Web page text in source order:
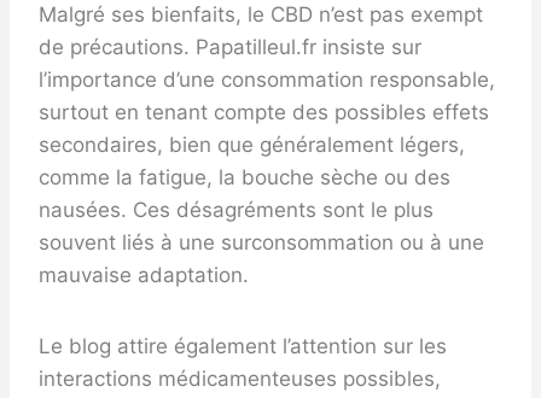
Malgré ses bienfaits, le CBD n’est pas exempt
de précautions. Papatilleul.fr insiste sur
l’importance d’une consommation responsable,
surtout en tenant compte des possibles effets
secondaires, bien que généralement légers,
comme la fatigue, la bouche sèche ou des
nausées. Ces désagréments sont le plus
souvent liés à une surconsommation ou à une
mauvaise adaptation.
Le blog attire également l’attention sur les
interactions médicamenteuses possibles,